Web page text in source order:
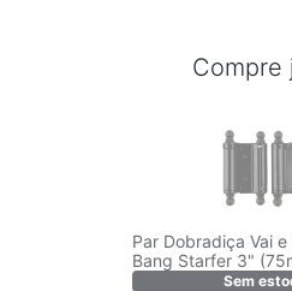
Compre
Par Dobradiça Vai e
Bang Starfer 3"
Sem